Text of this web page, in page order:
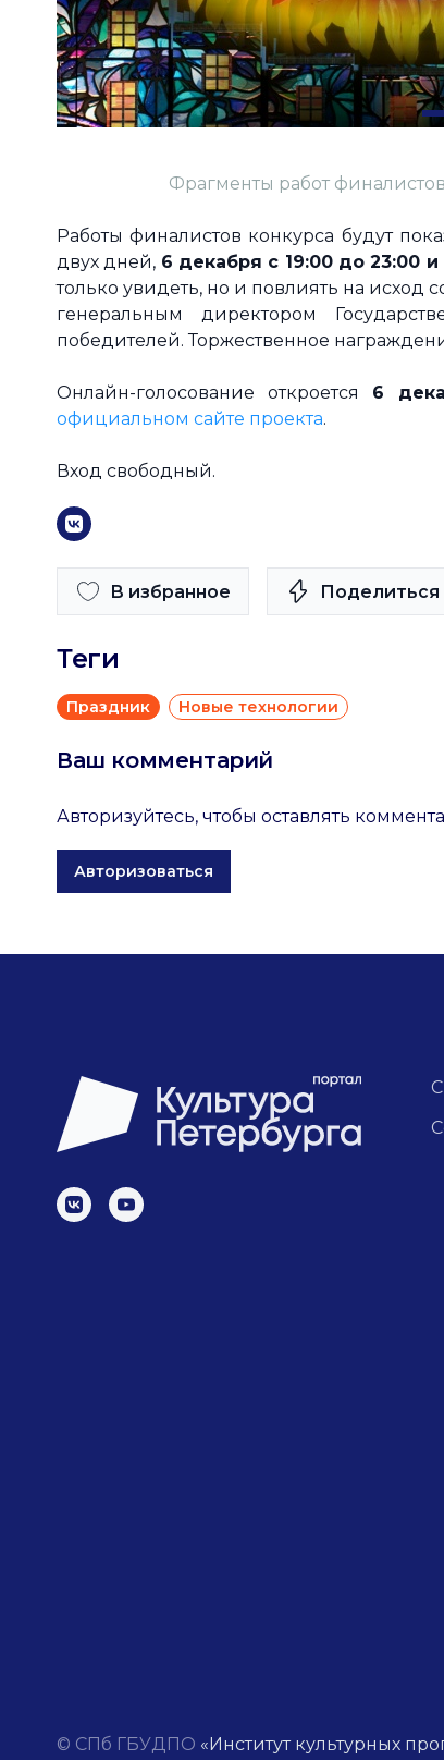
Фрагменты работ
Работы финалистов конкурса будут
двух дней, 6 декабря с 19:00 до 23:00
только увидеть, но и повлиять на исход
генеральным директором
победителей. Торжественное
Онлайн-голосование откроется 6
официальном сайте проекта.
Вход свободный.
В избранное Поделиться
Теги
Праздник Новые технологии
Ваш комментарий
Авторизуйтесь, чтобы оставлять
Авторизоваться
© СПб ГБУДПО «Институт культурных